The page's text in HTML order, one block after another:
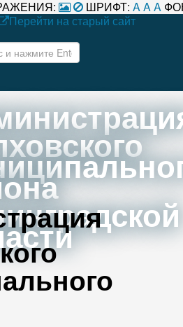
ШРИФТ: AAA
Перейти на старый сайт